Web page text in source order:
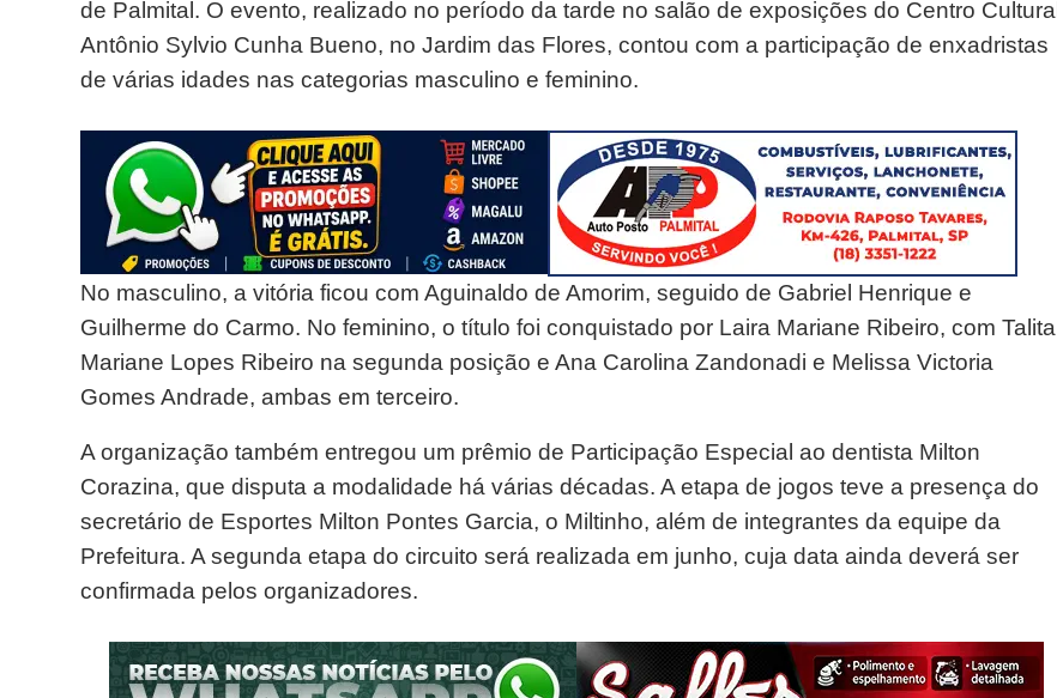
de Palmital. O evento, realizado no período da tarde no salão de exposições do Centro Cultural
Antônio Sylvio Cunha Bueno, no Jardim das Flores, contou com a participação de enxadristas
de várias idades nas categorias masculino e feminino.
No masculino, a vitória ficou com Aguinaldo de Amorim, seguido de Gabriel Henrique e
Guilherme do Carmo. No feminino, o título foi conquistado por Laira Mariane Ribeiro, com Talita
Mariane Lopes Ribeiro na segunda posição e Ana Carolina Zandonadi e Melissa Victoria
Gomes Andrade, ambas em terceiro.
A organização também entregou um prêmio de Participação Especial ao dentista Milton
Corazina, que disputa a modalidade há várias décadas. A etapa de jogos teve a presença do
secretário de Esportes Milton Pontes Garcia, o Miltinho, além de integrantes da equipe da
Prefeitura. A segunda etapa do circuito será realizada em junho, cuja data ainda deverá ser
confirmada pelos organizadores.